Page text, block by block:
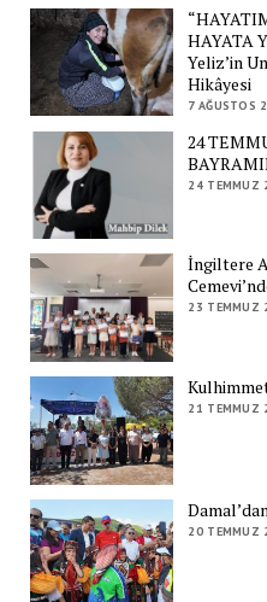
HAYATA
Yeliz’in
Hikâyesi
7 AĞUSTOS
24
24 TEMMUZ
İngiltere
23 TEMMUZ
21 TEMMUZ
20 TEMMUZ